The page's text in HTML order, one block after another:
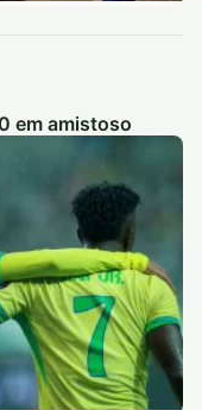
em amistoso